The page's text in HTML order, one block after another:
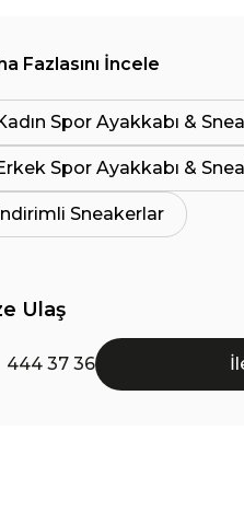
Fazlasını İncele
Spor Ayakkabı &
Spor Ayakkabı &
Sneakerlar
Ulaş
444 37 36